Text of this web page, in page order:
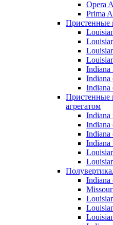
Opera
Prima
Пристенные
Пристенные
агрегатом
Indiana
Indiana
Indiana
Indiana